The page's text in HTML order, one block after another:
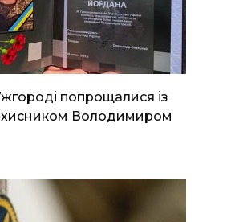
попрощалися із
Володимиром